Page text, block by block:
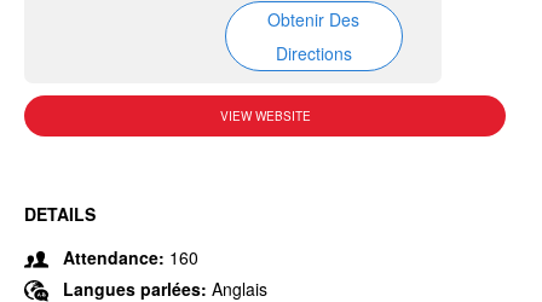
Obtenir Des
Directions
VIEW WEBSITE
DETAILS
Attendance: 160
Langues parlées: Anglais